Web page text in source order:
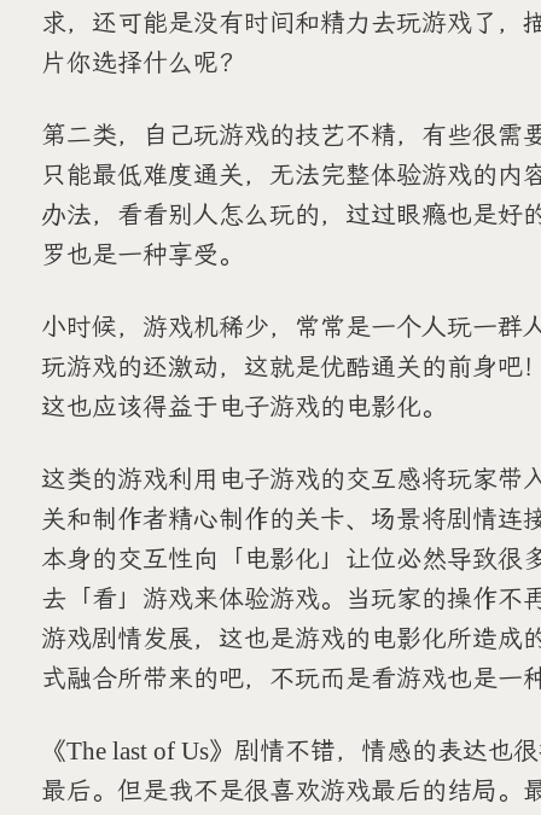
求，还可能是没有时间和精力去玩游戏了，
片你选择什么呢？
第二类，自己玩游戏的技艺不精，有些很需
只能最低难度通关，无法完整体验游戏的内
办法，看看别人怎么玩的，过过眼瘾也是好
罗也是一种享受。
小时候，游戏机稀少，常常是一个人玩一群
玩游戏的还激动，这就是优酷通关的前身吧
这也应该得益于电子游戏的电影化。
这类的游戏利用电子游戏的交互感将玩家带
关和制作者精心制作的关卡、场景将剧情连
本身的交互性向「电影化」让位必然导致很
去「看」游戏来体验游戏。当玩家的操作不
游戏剧情发展，这也是游戏的电影化所造成
式融合所带来的吧，不玩而是看游戏也是一
《The last of Us》剧情不错，情感的表达也
最后。但是我不是很喜欢游戏最后的结局。